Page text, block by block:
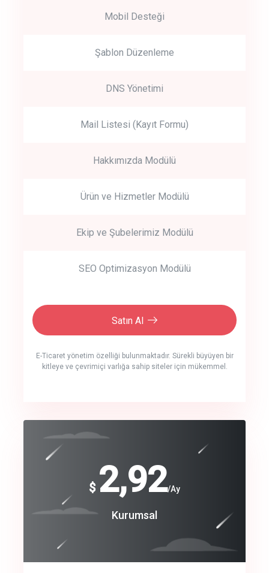
Mobil Desteği
Şablon Düzenleme
DNS Yönetimi
Mail Listesi (Kayıt Formu)
Hakkımızda Modülü
Ürün ve Hizmetler Modülü
Ekip ve Şubelerimiz Modülü
SEO Optimizasyon Modülü
Satın Al
E-Ticaret yönetim özelliği bulunmaktadır. Sürekli büyüyen bir
kitleye ve çevrimiçi varlığa sahip siteler için mükemmel.
crm auto cync
track energy costs
$ 2,92/Ay
Kurumsal
$
240
Coroprate